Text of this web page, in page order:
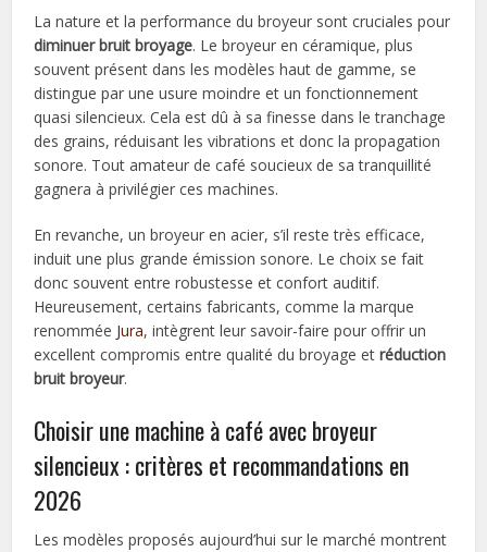
La nature et la performance du broyeur sont cruciales pour
diminuer bruit broyage. Le broyeur en céramique, plus
souvent présent dans les modèles haut de gamme, se
distingue par une usure moindre et un fonctionnement
quasi silencieux. Cela est dû à sa finesse dans le tranchage
des grains, réduisant les vibrations et donc la propagation
sonore. Tout amateur de café soucieux de sa tranquillité
gagnera à privilégier ces machines.
En revanche, un broyeur en acier, s’il reste très efficace,
induit une plus grande émission sonore. Le choix se fait
donc souvent entre robustesse et confort auditif.
Heureusement, certains fabricants, comme la marque
renommée Jura, intègrent leur savoir-faire pour offrir un
excellent compromis entre qualité du broyage etréduction
bruit broyeur.
Choisir une machine à café avec broyeur
silencieux : critères et recommandations en
2026
Les modèles proposés aujourd’hui sur le marché montrent